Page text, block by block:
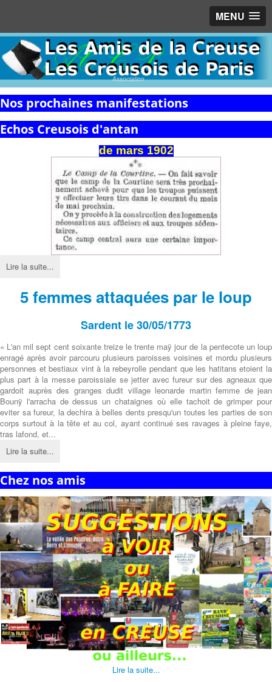
MENU
Association
Nos prochaines manifestations
Echos Creusois d'antan
de mars 1902
Lire la suite...
5 femmes attaquées par le loup
Sardent le 30/05/1773
« L'an mil sept cent soixante treize le trente maÿ jour de la pentecote un loup
enragé après avoir parcouru plusieurs paroisses voisines et mordu plusieurs
personnes et bestiaux vint à la rebeyrolle pendant que les hatitans etoient la
plus part à la messe paroissiale se jetter avec fureur sur des agneaux que
gardoit auprès des granges dudit village leonarde martin femme de jean
Bounÿ l'arracha de dessus un chataignes où elle tachoit de grimper pour
eviter sa fureur, la dechira à belles dents presqu'un toutes les parties de son
corps surtout à la tête et au col, ayant continué ses ravages à pleine faye,
tras lafond, et...
Lire la suite...
Chez nos amis
Lire la suite...